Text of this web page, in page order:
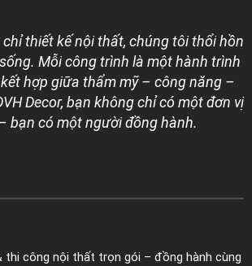
thiết kế nội thất, chúng tôi thổi hồn
Mỗi công trình là một hành trình
hợp giữa thẩm mỹ – công năng –
Decor, bạn không chỉ có một đơn vị
bạn có một người đồng hành.
thi công nội thất trọn gói – đồng hành cùng